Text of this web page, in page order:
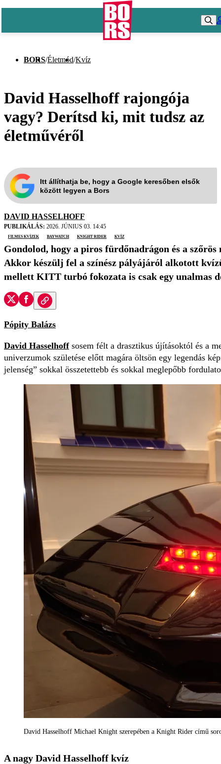
BORS/Életmód/Kvíz
David Hasselhoff rajongója
vagy? Derítsd ki, mit tudsz az
életművéről
Itt állíthatja be, hogy a Google keresőben elsők
között legyen a Bors
DAVID HASSELHOFF
PUBLIKÁLÁS: 2026. JÚNIUS 03. 14:45
filmes kvízek
Baywatch Knight Rider kvíz
Gondolod, hogy a piros fürdőnadrágon és a
Akkor készülj fel a színész pályájáról alkotott
mellett KITT turbó fokozata is csak egy unalmas
Pópity Balázs
David Hasselhoffsosem félt a drasztikus újításoktól és a
univerzumok születése előtt magára öltsön egy legendás
jelenség” sokkal összetettebb és sokkal meglepőbb
David Hasselhoff Michael Knight szerepében a Knight Rider című
A nagy David Hasselhoff kvíz